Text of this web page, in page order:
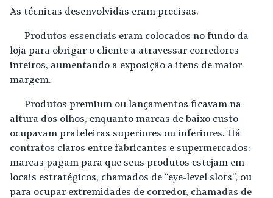
As técnicas desenvolvidas eram precisas.
Produtos essenciais eram colocados no fundo da
loja para obrigar o cliente a atravessar corredores
inteiros, aumentando a exposição a itens de maior
margem.
Produtos premium ou lançamentos ficavam na
altura dos olhos, enquanto marcas de baixo custo
ocupavam prateleiras superiores ou inferiores. Há
contratos claros entre fabricantes e supermercados:
marcas pagam para que seus produtos estejam em
locais estratégicos, chamados de “eye-level slots”, ou
para ocupar extremidades de corredor, chamadas de